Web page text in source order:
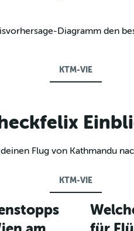
Diagramm den
KTM-VIE
Flug von Kathmandu
KTM-VIE